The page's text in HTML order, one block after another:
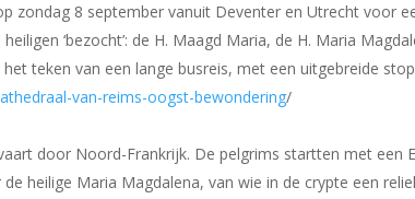
zondag 8 september vanuit Deventer en Utrecht voor
‘bezocht’: de H. Maagd Maria, de H. Maria
teken van een lange busreis, met een uitgebreide
van-reims-oogst-bewondering/
door Noord-Frankrijk. De pelgrims startten met een
heilige Maria Magdalena, van wie in de crypte een